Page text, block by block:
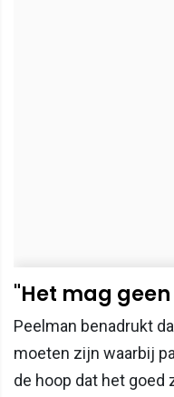
"Het mag
Peelman benadrukt
moeten zijn waarbij
de hoop dat het goed